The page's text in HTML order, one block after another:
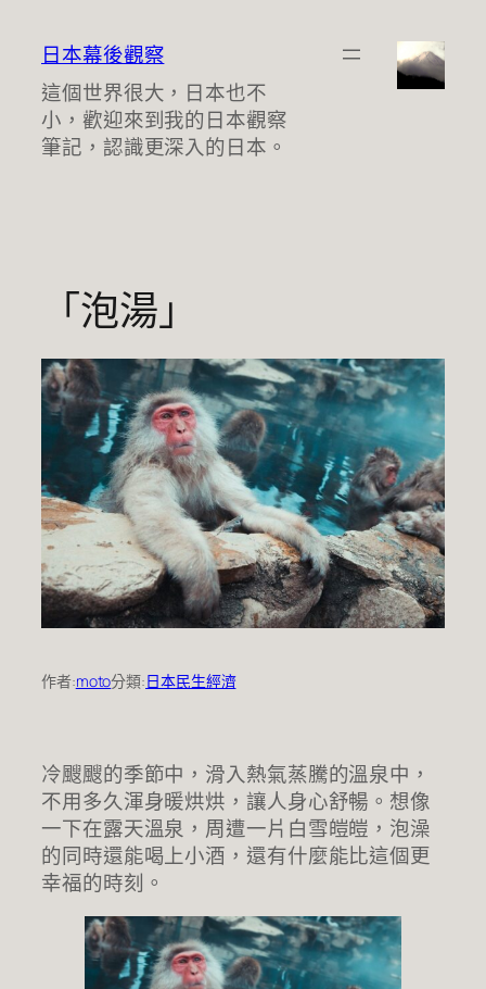
日本幕後觀察
這個世界很大，日本也不
小，歡迎來到我的日本觀察
筆記，認識更深入的日本。
「泡湯」
作者:moto分類:日本民生經濟
冷颼颼的季節中，滑入熱氣蒸騰的溫泉中，
不用多久渾身暖烘烘，讓人身心舒暢。想像
一下在露天溫泉，周遭一片白雪皚皚，泡澡
的同時還能喝上小酒，還有什麼能比這個更
幸福的時刻。